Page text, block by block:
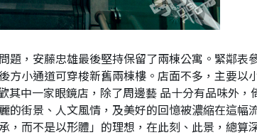
題，安藤忠雄最後堅持保留了兩棟公寓。緊鄰表
方小通道可穿梭新舊兩棟樓。店面不多，主要以
其中一家眼鏡店，除了周邊藝 品十分有品味外，
的街景、人文風情，及美好的回憶被濃縮在這幅
，而不是以形體」的理想，在此刻、此景，總算